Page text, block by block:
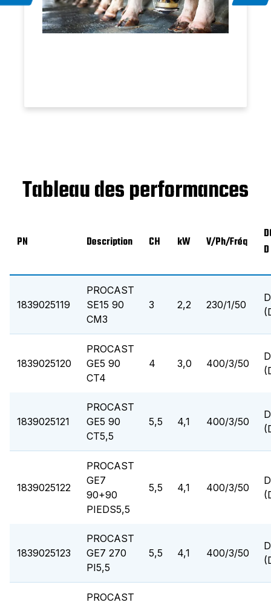
Tableau des performances
PN Description CH kW V/Ph/Fréq
D
1839025119
PROCAST
SE15 90
CM3
3 2,2 230/1/50
1839025120
PROCAST
GE5 90
CT4
4 3,0 400/3/50
1839025121
PROCAST
GE5 90
CT5,5
5,5 4,1 400/3/50
1839025122
PROCAST
GE7
90+90
PIEDS5,5
5,5 4,1 400/3/50
1839025123
PROCAST
GE7 270
PI5,5
5,5 4,1 400/3/50
PROCAST